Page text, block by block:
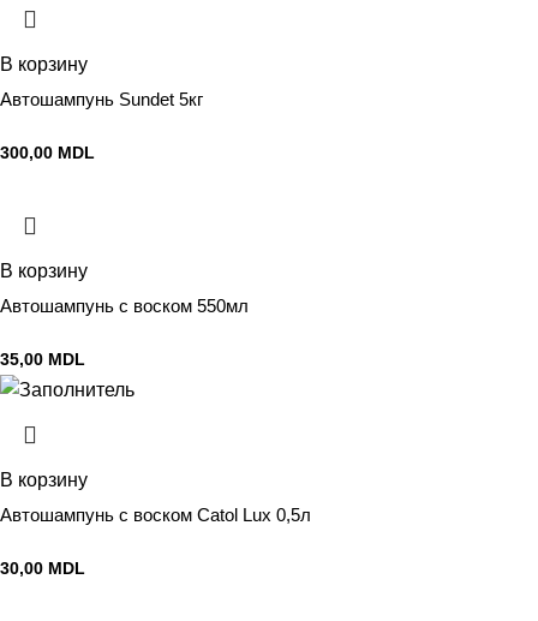
В корзину
Автошампунь Sundet 5кг
300,00 MDL
В корзину
Автошампунь с воском 550мл
35,00 MDL
В корзину
Автошампунь с воском Catol Lux 0,5л
30,00 MDL